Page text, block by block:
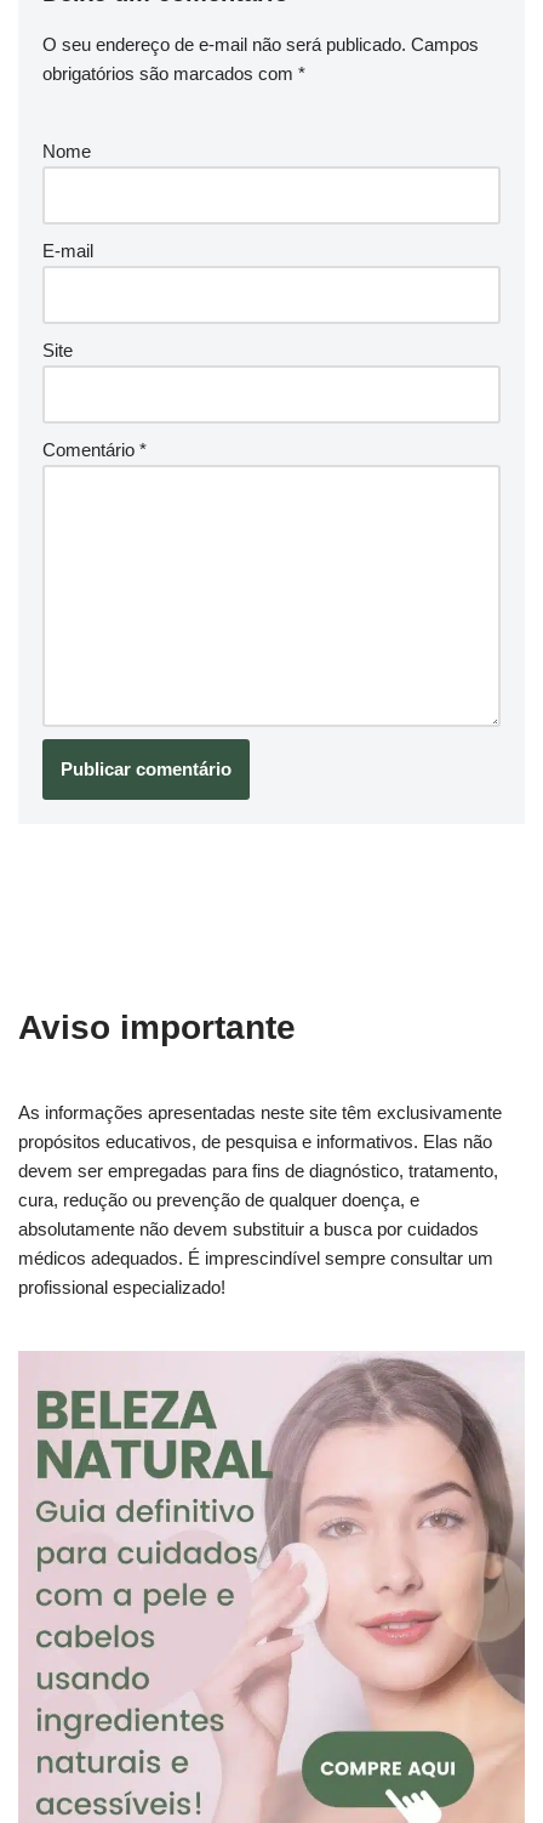
O seu endereço de e-mail não será publicado. Campos
obrigatórios são marcados com *
Nome
E-mail
Site
Comentário *
Aviso importante
As informações apresentadas neste site têm exclusivamente
propósitos educativos, de pesquisa e informativos. Elas não
devem ser empregadas para fins de diagnóstico, tratamento,
cura, redução ou prevenção de qualquer doença, e
absolutamente não devem substituir a busca por cuidados
médicos adequados. É imprescindível sempre consultar um
profissional especializado!